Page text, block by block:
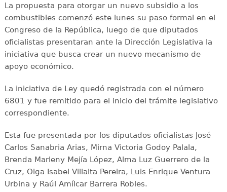
La propuesta para otorgar un nuevo subsidio a los
combustibles comenzó este lunes su paso formal en el
Congreso de la República, luego de que diputados
oficialistas presentaran ante la Dirección Legislativa la
iniciativa que busca crear un nuevo mecanismo de
apoyo económico.
La iniciativa de Ley quedó registrada con el número
6801 y fue remitido para el inicio del trámite legislativo
correspondiente.
Esta fue presentada por los diputados oficialistas José
Carlos Sanabria Arias, Mirna Victoria Godoy Palala,
Brenda Marleny Mejía López, Alma Luz Guerrero de la
Cruz, Olga Isabel Villalta Pereira, Luis Enrique Ventura
Urbina y Raúl Amílcar Barrera Robles.